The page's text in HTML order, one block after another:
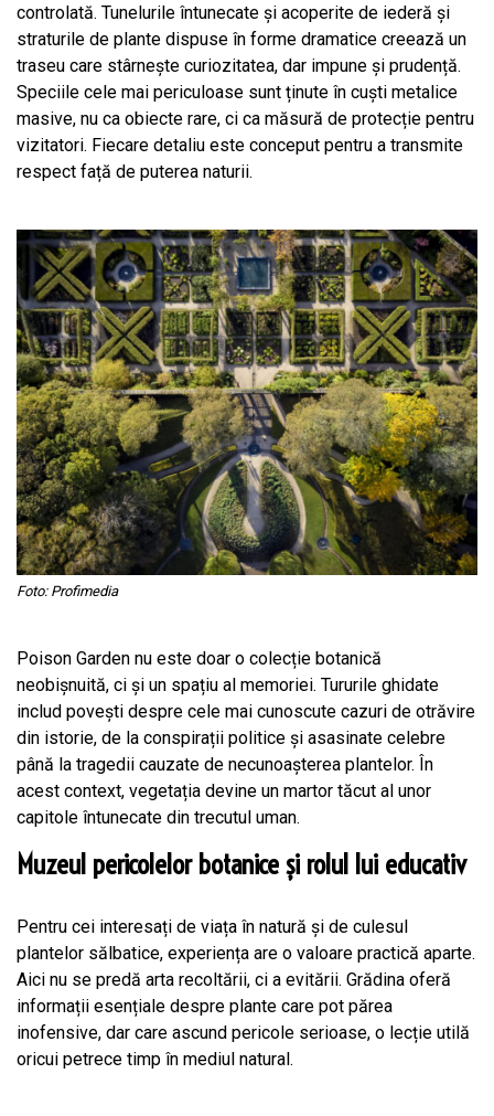
controlată. Tunelurile întunecate și acoperite de iederă și
straturile de plante dispuse în forme dramatice creează un
traseu care stârnește curiozitatea, dar impune și prudență.
Speciile cele mai periculoase sunt ținute în cuști metalice
masive, nu ca obiecte rare, ci ca măsură de protecție pentru
vizitatori. Fiecare detaliu este conceput pentru a transmite
respect față de puterea naturii.
Foto: Profimedia
Poison Garden nu este doar o colecție botanică
neobișnuită, ci și un spațiu al memoriei. Tururile ghidate
includ povești despre cele mai cunoscute cazuri de otrăvire
din istorie, de la conspirații politice și asasinate celebre
până la tragedii cauzate de necunoașterea plantelor. În
acest context, vegetația devine un martor tăcut al unor
capitole întunecate din trecutul uman.
Muzeul pericolelor botanice și rolul lui educativ
Pentru cei interesați de viața în natură și de culesul
plantelor sălbatice, experiența are o valoare practică aparte.
Aici nu se predă arta recoltării, ci a evitării. Grădina oferă
informații esențiale despre plante care pot părea
inofensive, dar care ascund pericole serioase, o lecție utilă
oricui petrece timp în mediul natural.